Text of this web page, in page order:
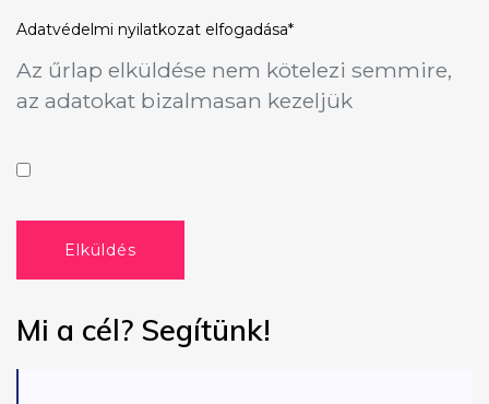
Adatvédelmi nyilatkozat elfogadása*
Az űrlap elküldése nem kötelezi semmire,
az adatokat bizalmasan kezeljük
Elküldés
Mi a cél? Segítünk!